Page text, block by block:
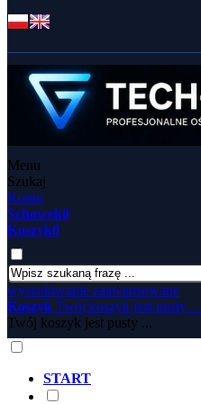
Menu
Szukaj
Konto
Schowek0
Koszyk0
wyszukiwanie zaawansowane
Koszyk Twój koszyk jest pusty ...
Twój koszyk jest pusty ...
START